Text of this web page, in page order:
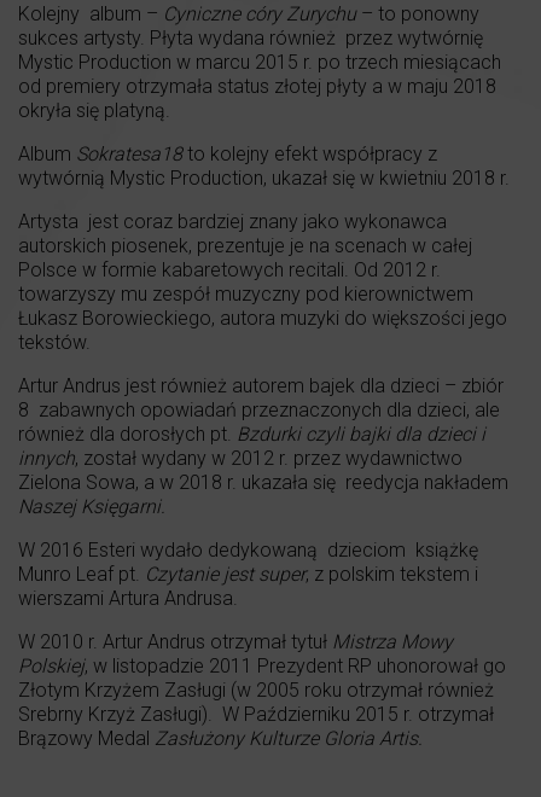
Kolejny album – Cyniczne córy Zurychu– to ponowny
sukces artysty. Płyta wydana również przez wytwórnię
Mystic Production w marcu 2015 r. po trzech miesiącach
od premiery otrzymała status złotej płyty a w maju 2018
okryła się platyną.
Album Sokratesa18to kolejny efekt współpracy z
wytwórnią Mystic Production, ukazał się w kwietniu 2018 r.
Artysta jest coraz bardziej znany jako wykonawca
autorskich piosenek, prezentuje je na scenach w całej
Polsce w formie kabaretowych recitali. Od 2012 r.
towarzyszy mu zespół muzyczny pod kierownictwem
Łukasz Borowieckiego, autora muzyki do większości jego
tekstów.
Artur Andrus jest również autorem bajek dla dzieci – zbiór
8 zabawnych opowiadań przeznaczonych dla dzieci, ale
również dla dorosłych pt. Bzdurki czyli bajki dla dzieci i
innych, został wydany w 2012 r. przez wydawnictwo
Zielona Sowa, a w 2018 r. ukazała się reedycja nakładem
Naszej Księgarni.
W 2016 Esteri wydało dedykowaną dzieciom książkę
Munro Leaf pt. Czytanie jest super, z polskim tekstem i
wierszami Artura Andrusa.
W 2010 r. Artur Andrus otrzymał tytuł Mistrza Mowy
Polskiej, w listopadzie 2011 Prezydent RP uhonorował go
Złotym Krzyżem Zasługi (w 2005 roku otrzymał również
Srebrny Krzyż Zasługi). W Październiku 2015 r. otrzymał
Brązowy Medal Zasłużony Kulturze Gloria Artis.